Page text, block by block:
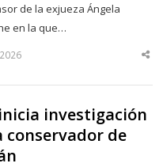
de la exjueza Ángela
en la que…
investigación
de